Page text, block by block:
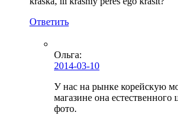
Ответить
Ольга:
2014-03-10
У нас на рынке корейскую
магазине она естественного
фото.